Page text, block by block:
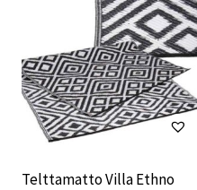
Telttamatto Villa Ethno